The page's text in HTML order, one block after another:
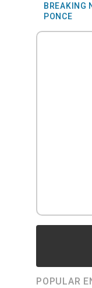
BREAKING
PONCE
POPULAR